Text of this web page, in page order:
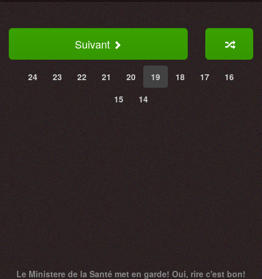
Suivant
24 23 22 21 20 19 18 17
16
15
14
Le Ministere de la Santé met en garde! Oui, rire c'est bon!